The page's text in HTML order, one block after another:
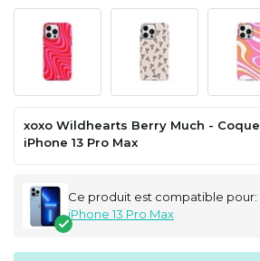
xoxo Wildhearts Berry Much - Coque
iPhone 13 Pro Max
Ce produit est compatible pour:
iPhone 13 Pro Max